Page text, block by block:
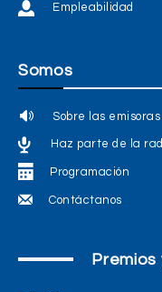
Empleabilidad
Somos
Sobre las emisoras
Haz parte de la
Programación
Contáctanos